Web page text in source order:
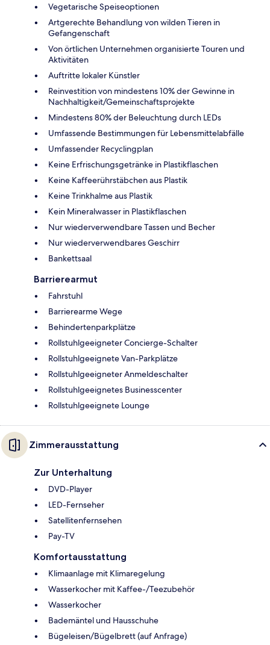
Vegetarische Speiseoptionen
Artgerechte Behandlung von wilden Tieren in
Gefangenschaft
Von örtlichen Unternehmen organisierte Touren und
Aktivitäten
Auftritte lokaler Künstler
Reinvestition von mindestens 10% der Gewinne in
Nachhaltigkeit/Gemeinschaftsprojekte
Mindestens 80% der Beleuchtung durch LEDs
Umfassende Bestimmungen für Lebensmittelabfälle
Umfassender Recyclingplan
Keine Erfrischungsgetränke in Plastikflaschen
Keine Kaffeerührstäbchen aus Plastik
Keine Trinkhalme aus Plastik
Kein Mineralwasser in Plastikflaschen
Nur wiederverwendbare Tassen und Becher
Nur wiederverwendbares Geschirr
Bankettsaal
Barrierearmut
Fahrstuhl
Barrierearme Wege
Behindertenparkplätze
Rollstuhlgeeigneter Concierge-Schalter
Rollstuhlgeeignete Van-Parkplätze
Rollstuhlgeeigneter Anmeldeschalter
Rollstuhlgeeignetes Businesscenter
Rollstuhlgeeignete Lounge
Zimmerausstattung
Zur Unterhaltung
DVD-Player
LED-Fernseher
Satellitenfernsehen
Pay-TV
Komfortausstattung
Klimaanlage mit Klimaregelung
Wasserkocher mit Kaffee-/Teezubehör
Wasserkocher
Bademäntel und Hausschuhe
Bügeleisen/Bügelbrett (auf Anfrage)